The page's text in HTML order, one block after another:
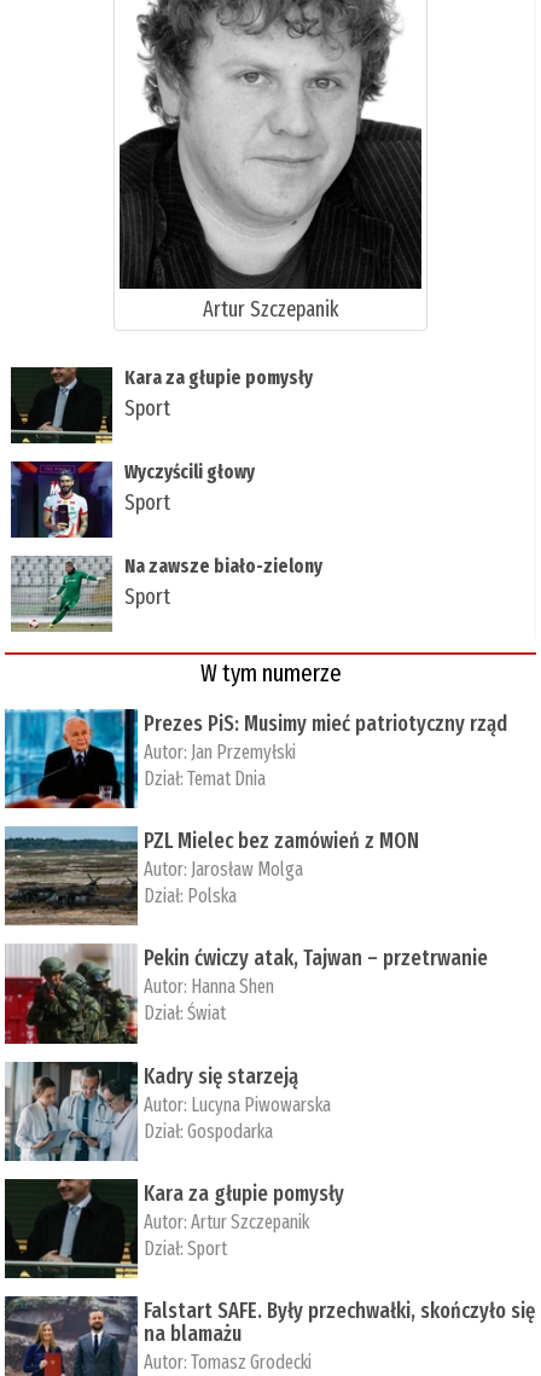
Artur Szczepanik
Kara za głupie pomysły
Sport
Wyczyścili głowy
Sport
Na zawsze biało-zielony
Sport
W tym numerze
Prezes PiS: Musimy mieć patriotyczny rząd
Autor: Jan Przemyłski
Dział:Temat Dnia
PZL Mielec bez zamówień z MON
Autor: Jarosław Molga
Dział: Polska
Pekin ćwiczy atak, Tajwan – przetrwanie
Autor: ­Hanna Shen
Dział:Świat
Kadry się starzeją
Autor: Lucyna Piwowarska
Dział:Gospodarka
Kara za głupie pomysły
Autor:Artur Szczepanik
Dział:Sport
Falstart SAFE. Były przechwałki, skończyło się
na blamażu
Autor:Tomasz Grodecki